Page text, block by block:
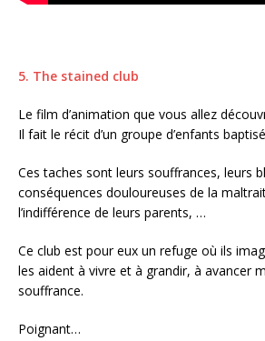
5. The stained club
Le film d’animation que vous allez
Il fait le récit d’un groupe d’enfants
Ces taches sont leurs souffrances, leurs
conséquences douloureuses de la
l’indifférence de leurs parents, …
Ce club est pour eux un refuge où ils
les aident à vivre et à grandir, à avancer
souffrance.
Poignant…